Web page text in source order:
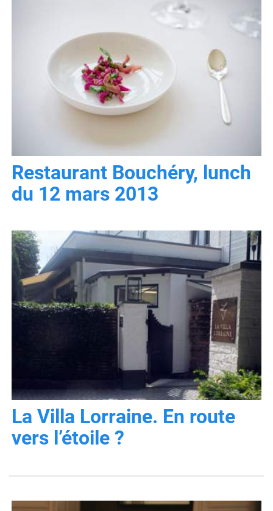
Restaurant Bouchéry, lunch
du 12 mars 2013
La Villa Lorraine. En route
vers l’étoile ?